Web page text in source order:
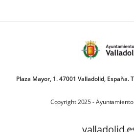
Plaza Mayor, 1. 47001 Valladolid, España.
Copyright 2025 -